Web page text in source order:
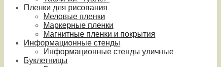
Пленки для рисования
Меловые пленки
Маркерные пленки
Магнитные пленки и покрытия
Информационные стенды
Информационные стенды уличные
Буклетницы